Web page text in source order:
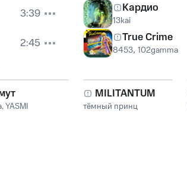
3:39
2:45
Кардио
13kai
True Crime
8453, 102gamma
,YASMI
MILITANTUM
тёмный принц